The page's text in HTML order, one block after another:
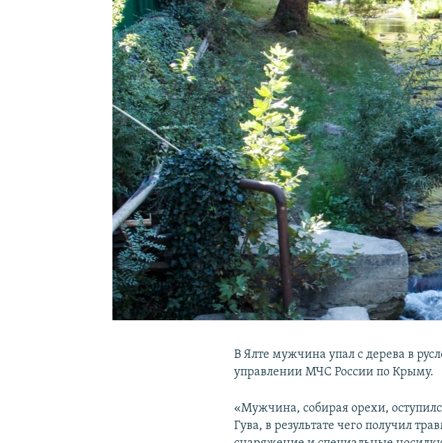
КРЫМ.НЕПОКОРЕННЫЙ
УКРАИНСКАЯ ПРОБЛЕМА КРЫМА
В Ялте мужчина упал с дерева в
управлении МЧС России по Крыму.
«Мужчина, собирая орехи,
Гува, в результате чего получил